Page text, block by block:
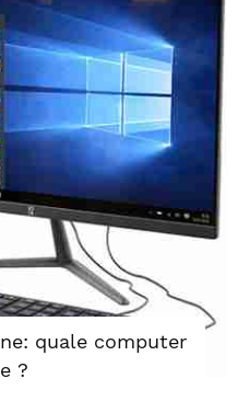
quale computer
?